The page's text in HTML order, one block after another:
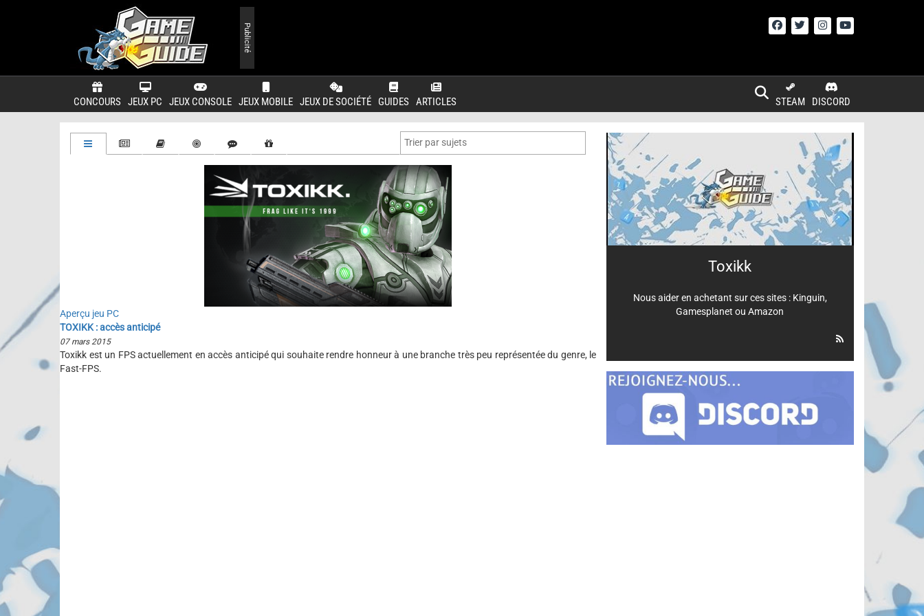
CONCOURS JEUX PC JEUX CONSOLE JEUX MOBILE JEUX DE SOCIÉTÉ GUIDES ARTICLES DISCORD
STEAM
Publicité
Aperçu jeu PC
TOXIKK : accès anticipé
07 mars 2015
Toxikk est un FPS actuellement en accès anticipé qui souhaite rendre honneur à une branche très peu représentée du genre, le
Fast-FPS.
Toxikk
Nous aider en achetant sur ces sites : Kinguin,
Gamesplanet ouAmazon